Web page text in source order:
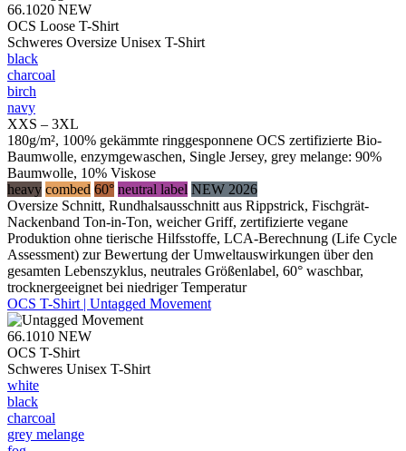
66.1020 NEW
OCS Loose T-Shirt
Schweres Oversize Unisex T-Shirt
black
charcoal
birch
navy
XXS – 3XL
180g/m², 100% gekämmte ringgesponnene OCS zertifizierte Bio-
Baumwolle, enzymgewaschen, Single Jersey, grey melange: 90%
Baumwolle, 10% Viskose
heavy combed 60° neutral label NEW 2026
Oversize Schnitt, Rundhalsausschnitt aus Rippstrick, Fischgrät-
Nackenband Ton-in-Ton, weicher Griff, zertifizierte vegane
Produktion ohne tierische Hilfsstoffe, LCA-Berechnung (Life Cycle
Assessment) zur Bewertung der Umweltauswirkungen über den
gesamten Lebenszyklus, neutrales Größenlabel, 60° waschbar,
trocknergeeignet bei niedriger Temperatur
OCS T-Shirt | Untagged Movement
66.1010 NEW
OCS T-Shirt
Schweres Unisex T-Shirt
white
black
charcoal
grey melange